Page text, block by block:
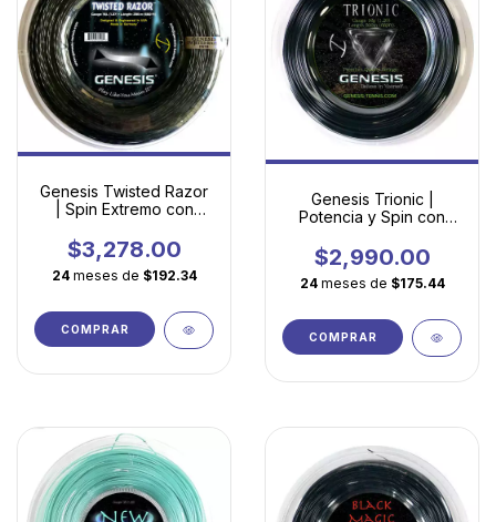
Genesis Twisted Razor
| Spin Extremo con
Torsionada
$3,278.00
24 meses de $192.34
COMPRAR
Genesis Trionic |
Potencia y Spin con
$2,990.00
24 meses de $175.44
COMPRAR